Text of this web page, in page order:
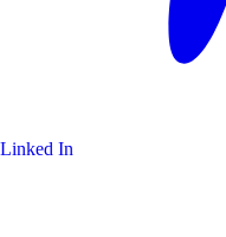
Linked In